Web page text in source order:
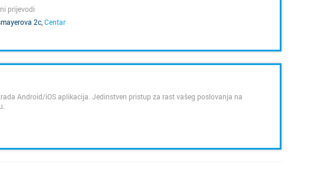
prijevodi
2c Centar
VIŠE
Android/iOS aplikacija. Jedinstven pristup za rast vašeg poslovanja na